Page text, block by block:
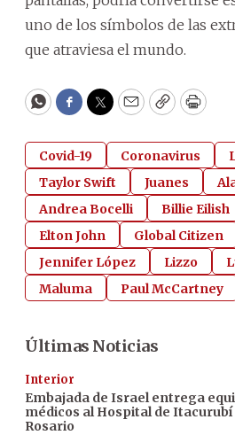
uno de los símbolos de las
que atraviesa el mundo.
WhatsApp
Facebook
Twitter
EmailCopyPrint
Covid-19 Coronavirus
Taylor Swift
Juanes
Andrea Bocelli
Billie Eilish
Elton John
Global Citizen
Jennifer López
Lizzo
Maluma
Paul McCartney
Últimas Noticias
Interior
Embajada de Israel entrega
médicos al Hospital de Itacurubí
Rosario